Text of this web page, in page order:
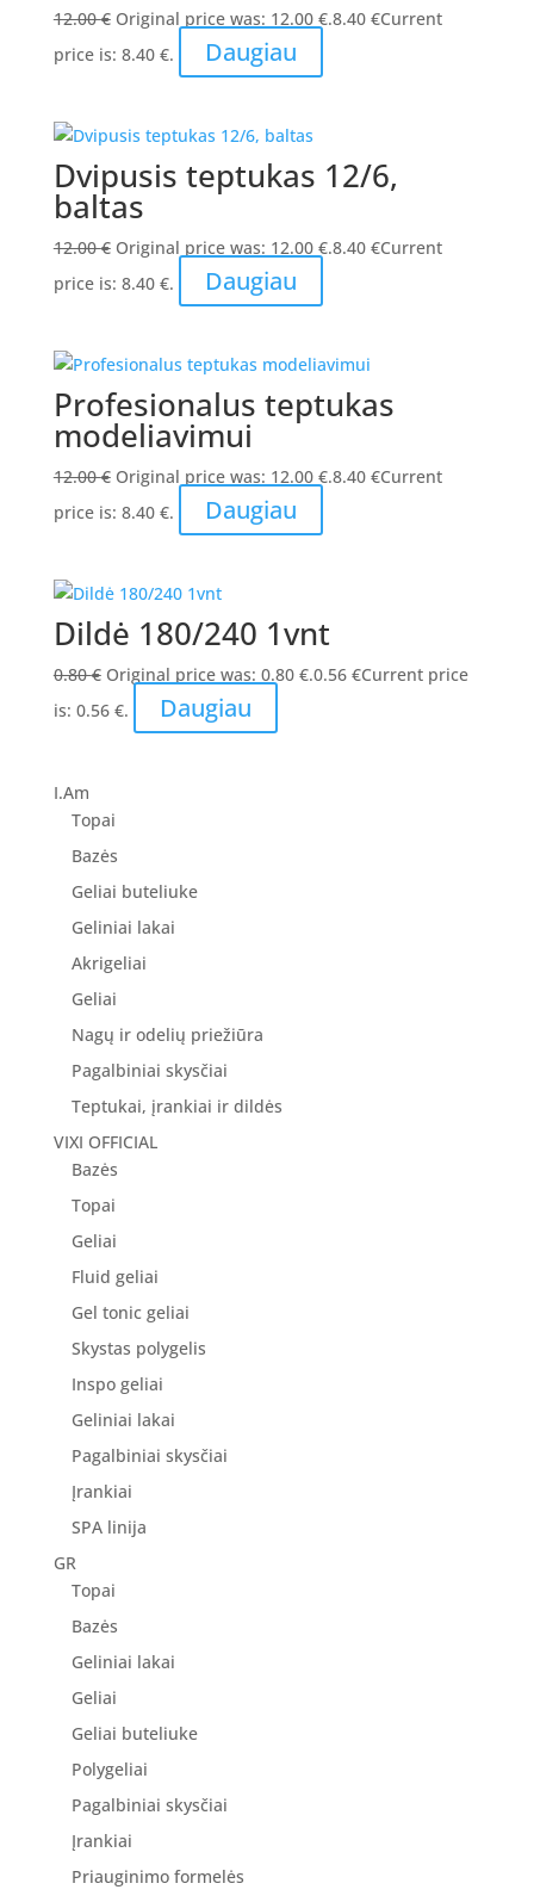
12.00€ Original price was: 12.00 €.8.40 €Current
price is: 8.40 €.
Daugiau
Dvipusis teptukas 12/6,
baltas
12.00€ Original price was: 12.00 €.8.40 €Current
price is: 8.40 €.
Daugiau
Profesionalus teptukas
modeliavimui
12.00€ Original price was: 12.00 €.8.40 €Current
price is: 8.40 €.
Daugiau
Dildė 180/240 1vnt
0.80€ Original price was: 0.80 €.0.56 €Current price
is: 0.56 €.
Daugiau
I.Am
Topai
Bazės
Geliai buteliuke
Geliniai lakai
Akrigeliai
Geliai
Nagų ir odelių priežiūra
Pagalbiniai skysčiai
Teptukai, įrankiai ir dildės
VIXI OFFICIAL
Bazės
Topai
Geliai
Fluid geliai
Gel tonic geliai
Skystas polygelis
Inspo geliai
Geliniai lakai
Pagalbiniai skysčiai
Įrankiai
SPA linija
GR
Topai
Bazės
Geliniai lakai
Geliai
Geliai buteliuke
Polygeliai
Pagalbiniai skysčiai
Įrankiai
Priauginimo formelės